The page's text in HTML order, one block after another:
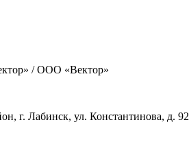
/ ООО «Вектор»
г. Лабинск, ул. Константинова, д. 92